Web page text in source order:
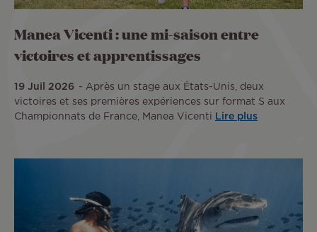
Manea Vicenti : une mi-saison entre
victoires et apprentissages
19 Juil 2026
Après un stage aux États-Unis, deux
victoires et ses premières expériences sur format S aux
Championnats de France, Manea Vicenti
Lire plus